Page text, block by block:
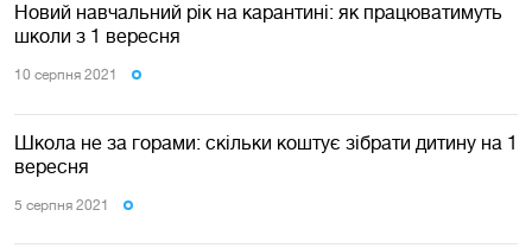
Новий навчальний рік на карантині: як працюватимуть
школи з 1 вересня
10 серпня 2021
Школа не за горами: скільки коштує зібрати дитину на 1
вересня
5 серпня 2021